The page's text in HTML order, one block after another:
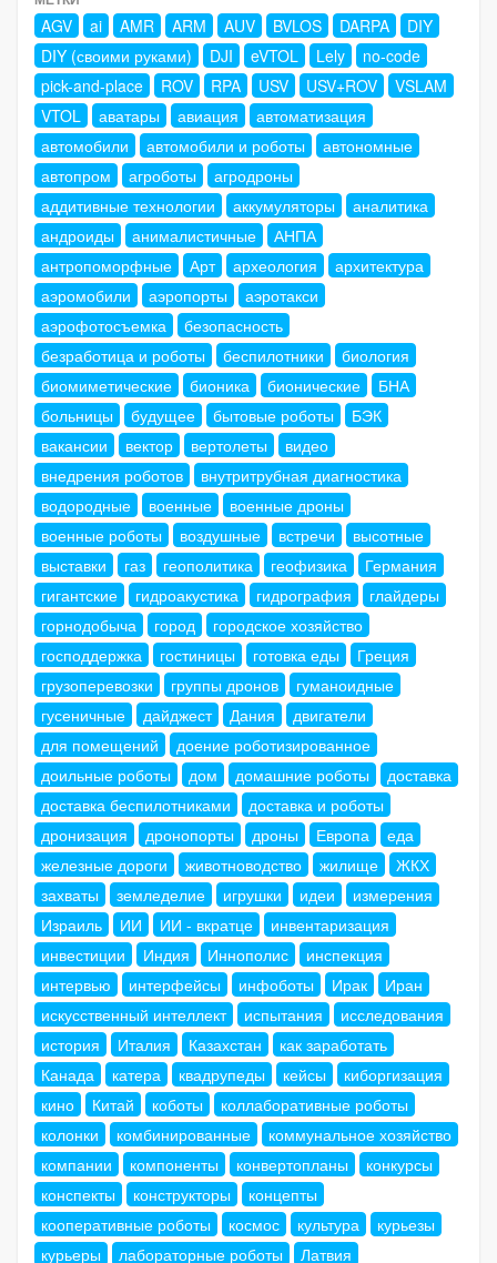
AGV ai AMR ARM AUV BVLOS DARPA
DIY
DIY (своими руками)
DJI eVTOL Lely
no-code
pick-and-place
ROV RPA USV USV+ROV
VSLAM
VTOL
аватары авиация
автоматизация
автомобили
автомобили и роботы
автономные
автопром
агроботы
агродроны
аддитивные технологии
аккумуляторы
аналитика
андроиды
анималистичные
АНПА
антропоморфные
Арт археология
архитектура
аэромобили
аэропорты
аэротакси
аэрофотосъемка
безопасность
безработица и роботы
беспилотники
биология
биомиметические
бионика бионические
БНА
больницы
будущее бытовые роботы
БЭК
вакансии
вектор вертолеты
видео
внедрения роботов
внутритрубная диагностика
водородные
военные
военные дроны
военные роботы
воздушные встречи
высотные
выставки
газ геополитика геофизика
Германия
гигантские
гидроакустика гидрография
глайдеры
горнодобыча
город
городское хозяйство
господдержка
гостиницы готовка еды
Греция
грузоперевозки
группы дронов
гуманоидные
гусеничные
дайджест Дания
двигатели
для помещений
доение роботизированное
доильные роботы
дом домашние роботы
доставка
доставка беспилотниками
доставка и роботы
дронизация
дронопорты дроны Европа
еда
железные дороги
животноводство жилище
ЖКХ
захваты
земледелие игрушки идеи
измерения
Израиль
ИИ ИИ - вкратце
инвентаризация
инвестиции
Индия Иннополис
инспекция
интервью
интерфейсы инфоботы Ирак
Иран
искусственный интеллект
испытания
исследования
история
Италия Казахстан
как заработать
Канада
катера квадрупеды кейсы
киборгизация
кино
Китай коботы
коллаборативные роботы
колонки
комбинированные
коммунальное хозяйство
компании
компоненты конвертопланы
конкурсы
конспекты
конструкторы
концепты
кооперативные роботы
космос культура
курьезы
курьеры
лабораторные роботы
Латвия